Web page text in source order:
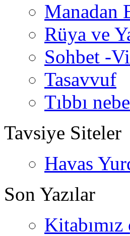
Manadan
Rüya ve
Sohbet -
Tasavvuf
Tıbbı
Tavsiye Siteler
Havas
Son Yazılar